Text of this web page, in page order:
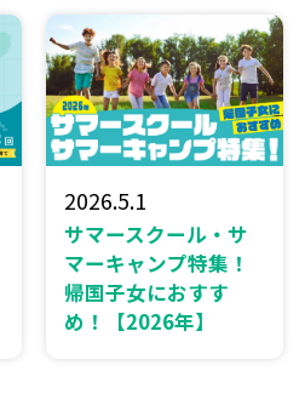
2026.5.1
サマースクール・サ
マーキャンプ特集！
帰国子女におすす
め！【2026年】